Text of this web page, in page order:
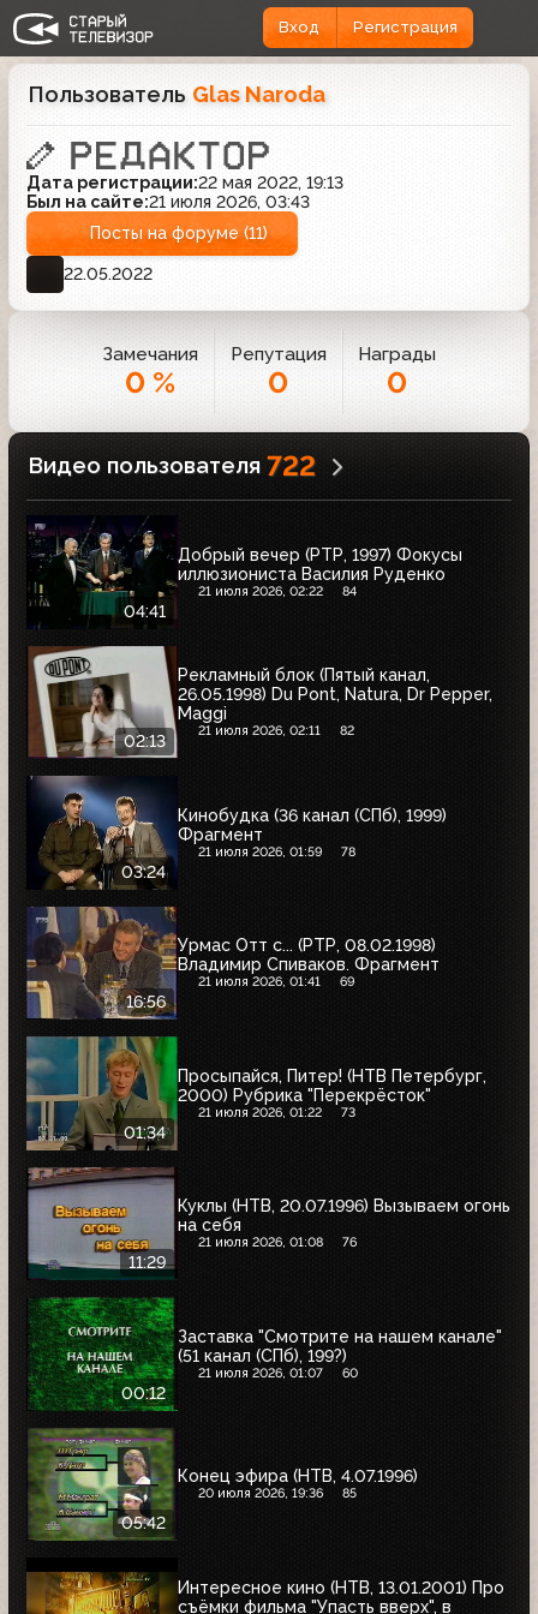
Вход Регистрация
Замечания
0 %
Репутация
0
Награды
0
Пользователь Glas Naroda
Дата регистрации:22 мая 2022, 19:13
Был на сайте:21 июля 2026, 03:43
Посты на форуме (11)
22.05.2022
Видео пользователя 722
04:41
Добрый вечер (РТР, 1997) Фокусы
иллюзиониста Василия Руденко
21 июля 2026, 02:22 84
02:13
Рекламный блок (Пятый канал,
26.05.1998) Du Pont, Natura, Dr Pepper,
Maggi
21 июля 2026, 02:11 82
03:24
Кинобудка (36 канал (СПб), 1999)
Фрагмент
21 июля 2026, 01:59 78
16:56
Урмас Отт с... (РТР, 08.02.1998)
Владимир Спиваков. Фрагмент
21 июля 2026, 01:41 69
01:34
Просыпайся, Питер! (НТВ Петербург,
2000) Рубрика "Перекрёсток"
21 июля 2026, 01:22 73
11:29
Куклы (НТВ, 20.07.1996) Вызываем огонь
на себя
21 июля 2026, 01:08 76
00:12
Заставка "Смотрите на нашем канале"
(51 канал (СПб), 199?)
21 июля 2026, 01:07 60
05:42
Конец эфира (НТВ, 4.07.1996)
20 июля 2026, 19:36 85
Интересное кино (НТВ, 13.01.2001) Про
съёмки фильма "Упасть вверх", в